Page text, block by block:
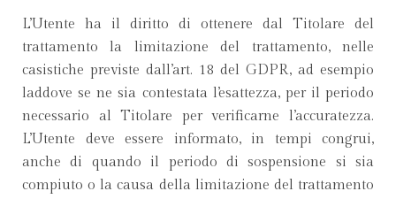
L’Utente ha il diritto di ottenere dal Titolare del
trattamento la limitazione del trattamento, nelle
casistiche previste dall’art. 18 del GDPR, ad esempio
laddove se ne sia contestata l’esattezza, per il periodo
necessario al Titolare per verificarne l’accuratezza.
L’Utente deve essere informato, in tempi congrui,
anche di quando il periodo di sospensione si sia
compiuto o la causa della limitazione del trattamento